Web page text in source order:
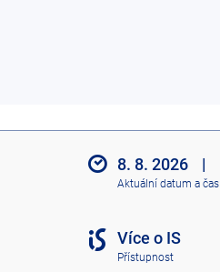
8. 8. 2026 |
Aktuální datum a čas
Více o IS
Přístupnost